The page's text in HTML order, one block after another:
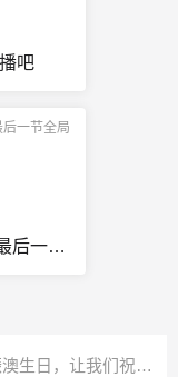
吧
勇士vs快船最后一节全局
今天是海港足球俱乐部一线队球员王振澳生日，让我们祝他生日快乐